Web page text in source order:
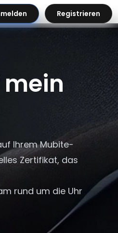
Registrieren
Ihrem Mubite-
Zertifikat, das
rund um die Uhr